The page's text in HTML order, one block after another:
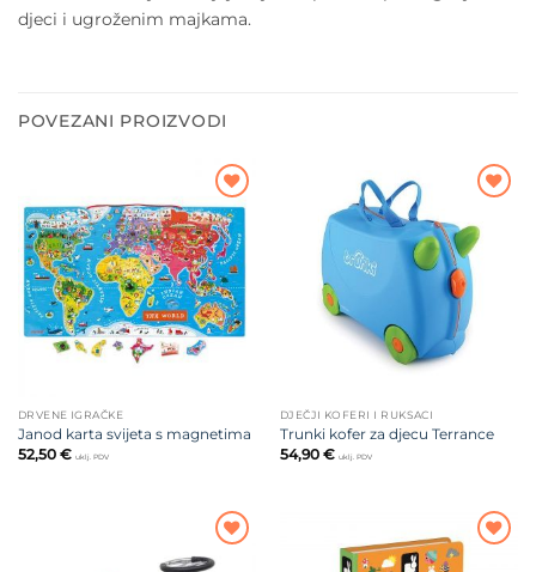
djeci i ugroženim majkama.
POVEZANI PROIZVODI
Dodajte
na listu
želja
DRVENE IGRAČKE
Janod karta svijeta s magnetima
52,50 € uklj. PDV
na listu
želja
DJEČJI KOFERI I RUKSACI
Trunki kofer za djecu Terrance
54,90 € uklj. PDV
Dodajte
Dodajte